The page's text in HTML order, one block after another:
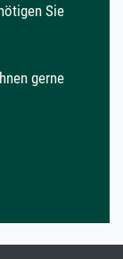
Sie
gerne